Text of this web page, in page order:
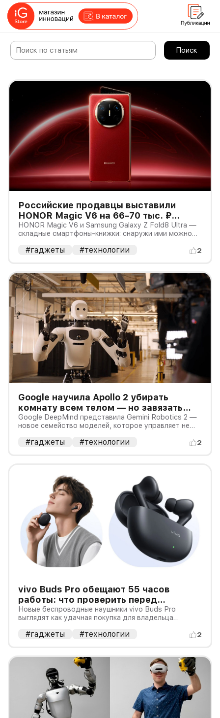
Поиск
Российские продавцы выставили
HONOR Magic V6 на 66–70 тыс. ₽
дешевле Galaxy Z Fold8 Ultra — но
гарантия другая
HONOR Magic V6 и Samsung Galaxy Z Fold8 Ultra —
складные смартфоны-книжки: снаружи ими можно
раскрытия они превращаются в небольшой планшет.
#гаджеты #технологии 2
Google научила Apollo 2 убирать
комнату всем телом — но завязать
пакет он умеет лишь в 44% попыток
Google DeepMind представила Gemini Robotics 2 —
новое семейство моделей, которое управляет не
демонстрации Apptronik Apollo 2 ходит, приседает,
#гаджеты #технологии 2
vivo Buds Pro обещают 55 часов
работы: что проверить перед
покупкой в России
Новые беспроводные наушники vivo Buds Pro
выглядят как удачная покупка для владельца
шумоподавление до 55 дБ, до 55 часов работы с
#гаджеты #технологии 2